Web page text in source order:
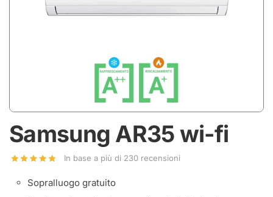
Samsung AR35 wi-fi
In base a più di 230 recensioni
Sopralluogo gratuito